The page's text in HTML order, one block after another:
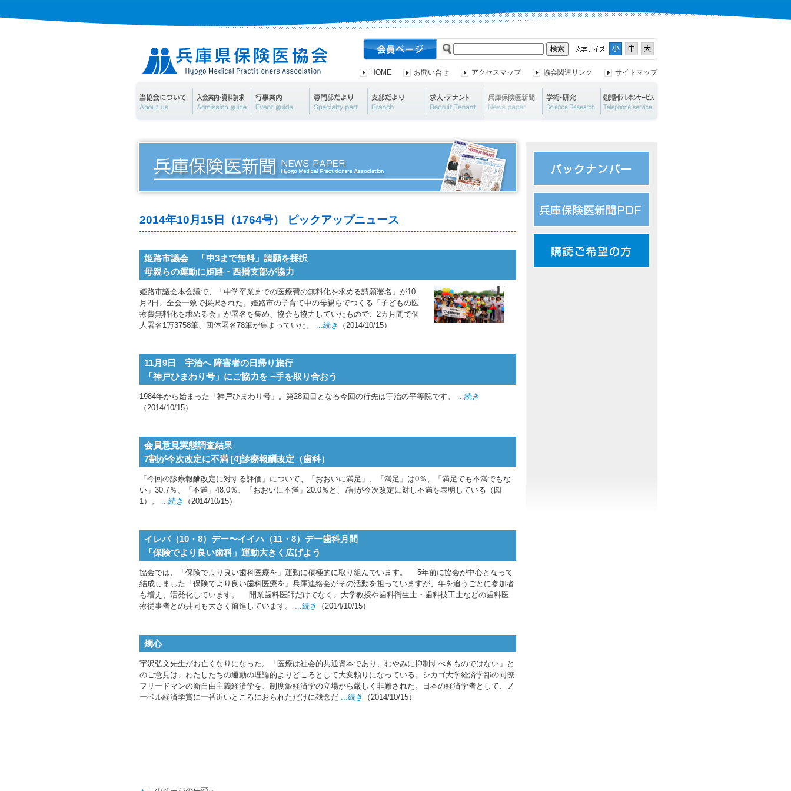
HOME お問い合せ アクセスマップ 協会関連リンク サイトマップ
2014年10月15日（1764号） ピックアップニュース
姫路市議会 「中3まで無料」請願を採択
母親らの運動に姫路・西播支部が協力
姫路市議会本会議で、「中学卒業までの医療費の無料化を求める請願署名」が10
月2日、全会一致で採択された。姫路市の子育て中の母親らでつくる「子どもの医
療費無料化を求める会」が署名を集め、協会も協力していたもので、2カ月間で個
人署名1万3758筆、団体署名78筆が集まっていた。 ...続き （2014/10/15）
11月9日 宇治へ 障害者の日帰り旅行
「神戸ひまわり号」にご協力を −手を取り合おう
1984年から始まった「神戸ひまわり号」。第28回目となる今回の行先は宇治の平等院です。 ...続き
（2014/10/15）
会員意見実態調査結果
7割が今次改定に不満 [4]診療報酬改定（歯科）
「今回の診療報酬改定に対する評価」について、「おおいに満足」、「満足」は0％、「満足でも不満でもな
い」30.7％、「不満」48.0％、「おおいに不満」20.0％と、7割が今次改定に対し不満を表明している（図
1）。 ...続き （2014/10/15）
イレバ（10・8）デー〜イイハ（11・8）デー歯科月間
「保険でより良い歯科」運動大きく広げよう
協会では、「保険でより良い歯科医療を」運動に積極的に取り組んでいます。 5年前に協会が中心となって
結成しました「保険でより良い歯科医療を」兵庫連絡会がその活動を担っていますが、年を追うごとに参加者
も増え、活発化しています。 開業歯科医師だけでなく、大学教授や歯科衛生士・歯科技工士などの歯科医
療従事者との共同も大きく前進しています。 ...続き （2014/10/15）
燭心
宇沢弘文先生がお亡くなりになった。「医療は社会的共通資本であり、むやみに抑制すべきものではない」と
のご意見は、わたしたちの運動の理論的よりどころとして大変頼りになっている。シカゴ大学経済学部の同僚
フリードマンの新自由主義経済学を、制度派経済学の立場から厳しく非難された。日本の経済学者として、ノ
ーベル経済学賞に一番近いところにおられただけに残念だ ...続き （2014/10/15）